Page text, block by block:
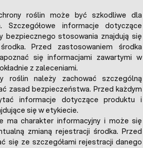
roślin może być szkodliwe dla
Szczegółowe informacje dotyczące
bezpiecznego stosowania znajdują się
Przed zastosowaniem środka
się informacjami zawartymi w
z zaleceniami.
roślin należy zachować szczególną
zasad bezpieczeństwa. Przed każdym
informacje dotyczące produktu i
się w etykiecie.
ma charakter informacyjny i może się
zmianą rejestracji środka. Przed
się ze szczegółami rejestracji danego